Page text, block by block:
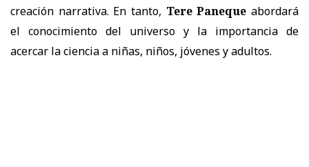
creación narrativa. En tanto, Tere Paneque abordará
el conocimiento del universo y la importancia de
acercar la ciencia a niñas, niños, jóvenes y adultos.